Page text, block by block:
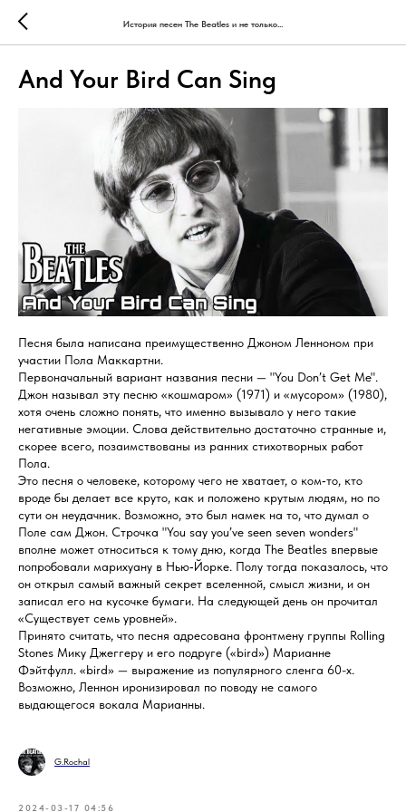
История песен The Beatles и не только...
And Your Bird Can Sing
Песня была написана преимущественно Джоном Ленноном при
участии Пола Маккартни.
Первоначальный вариант названия песни — "You Don’t Get Me".
Джон называл эту песню «кошмаром» (1971) и «мусором» (1980),
хотя очень сложно понять, что именно вызывало у него такие
негативные эмоции. Слова действительно достаточно странные и,
скорее всего, позаимствованы из ранних стихотворных работ
Пола.
Это песня о человеке, которому чего не хватает, о ком‑то, кто
вроде бы делает все круто, как и положено крутым людям, но по
сути он неудачник. Возможно, это был намек на то, что думал о
Поле сам Джон. Строчка "You say you’ve seen seven wonders"
вполне может относиться к тому дню, когда The Beatles впервые
попробовали марихуану в Нью‑Йорке. Полу тогда показалось, что
он открыл самый важный секрет вселенной, смысл жизни, и он
записал его на кусочке бумаги. На следующей день он прочитал
«Существует семь уровней».
Принято считать, что песня адресована фронтмену группы Rolling
Stones Мику Джеггеру и его подруге («bird») Марианне
Фэйтфулл. «bird» — выражение из популярного сленга 60-х.
Возможно, Леннон иронизировал по поводу не самого
выдающегося вокала Марианны.
G.Rochal
2024-03-17 04:56